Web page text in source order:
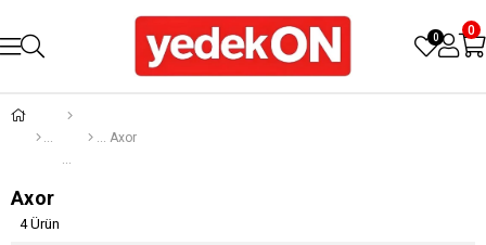
0 0
Axor
Axor
4 Ürün